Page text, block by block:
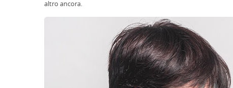
altro ancora.